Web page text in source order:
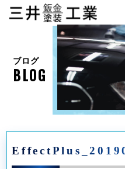
ブログ
BLOG